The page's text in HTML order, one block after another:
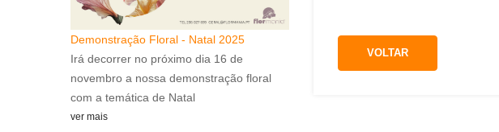
VOLTAR
Demonstração Floral - Natal 2025
Irá decorrer no próximo dia 16 de
novembro a nossa demonstração floral
com a temática de Natal
ver mais
Ano Novo
A Flormania deseja um Feliz Ano Novo...